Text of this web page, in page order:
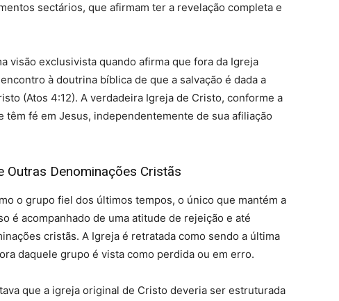
sectários, que afirmam ter a revelação completa e
visão exclusivista quando afirma que fora da Igreja
à doutrina bíblica de que a salvação é dada a
(Atos 4:12). A verdadeira Igreja de Cristo, conforme a
fé em Jesus, independentemente de sua afiliação
Outras Denominações Cristãs
o grupo fiel dos últimos tempos, o único que mantém a
é acompanhado de uma atitude de rejeição e até
cristãs. A Igreja é retratada como sendo a última
daquele grupo é vista como perdida ou em erro.
que a igreja original de Cristo deveria ser estruturada